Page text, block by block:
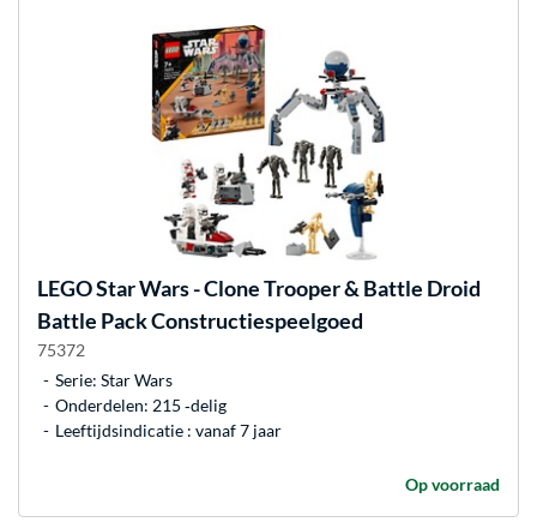
LEGOStar Wars - Clone Trooper & Battle Droid
Battle Pack Constructiespeelgoed
75372
Serie: Star Wars
Onderdelen: 215 ‐delig
Leeftijdsindicatie : vanaf 7 jaar
Op voorraad